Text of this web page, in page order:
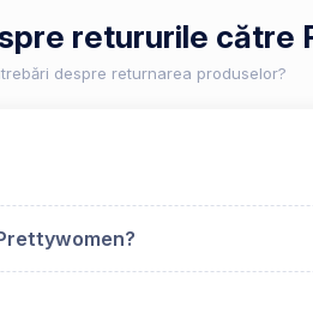
retururile către
despre returnarea produselor?